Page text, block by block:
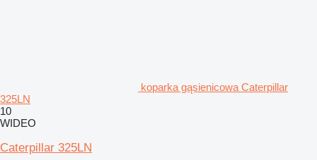
koparka gąsienicowa Caterpillar
325LN
10
WIDEO
Caterpillar 325LN